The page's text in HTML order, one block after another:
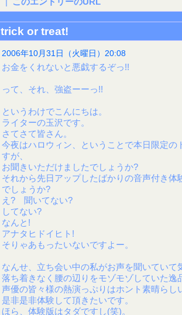
trick or treat!
2006年10月31日（火曜日）20:08
お金をくれないと悪戯するぞっ!!
って、それ、強盗ーーっ!!
というわけでこんにちは。
ライターの玉沢です。
さてさて皆さん。
今夜はハロウィン、ということで本日限定の
すが、
お聞きいただけましたでしょうか?
それから先日アップしたばかりの音声付き体
でしょうか?
え? 聞いてない?
してない?
なんと!
アナタヒドイヒト!
そりゃあもったいないですよー。
なんせ、立ち会い中の私がお声を聞いていて
落ち着きなく腰の辺りをモゾモゾしていた逸
声優の皆々様の熱演っぷりはホント素晴らし
是非是非体験して頂きたいです。
ほら、体験版はタダですし(笑)。